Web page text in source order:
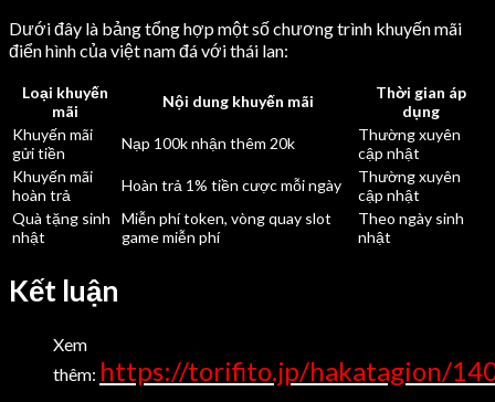
Dưới đây là bảng tổng hợp một số chương trình khuyến mãi
điển hình của việt nam đá với thái lan:
Loại khuyến
mãi
Nội dung khuyến mãi
Thời gian áp
dụng
Khuyến mãi
gửi tiền
Nạp 100k nhận thêm 20k
Thường xuyên
cập nhật
Khuyến mãi
hoàn trả
Hoàn trả 1% tiền cược mỗi ngày
Thường xuyên
cập nhật
Quà tặng sinh
nhật
Miễn phí token, vòng quay slot
game miễn phí
Theo ngày sinh
nhật
Kết luận
Xem
thêm: https://torifito.jp/hakatagion/